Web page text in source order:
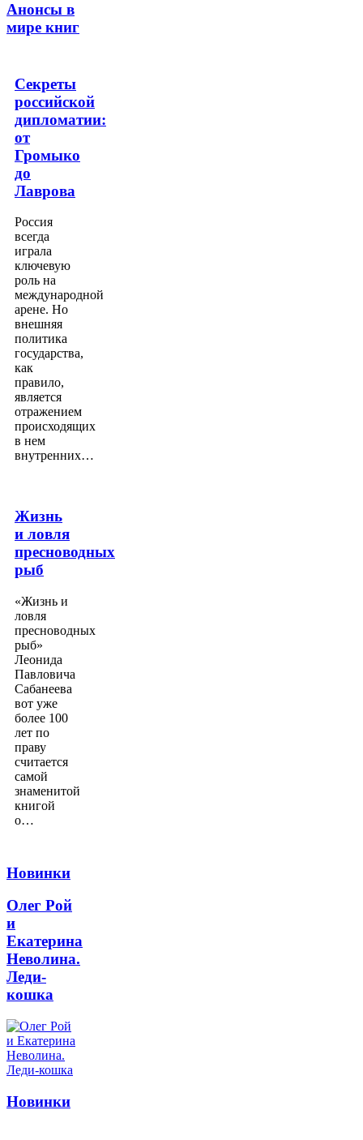
Анонсы в
мире книг
Секреты
российской
дипломатии:
от
Громыко
до
Лаврова
Россия
всегда
играла
ключевую
роль на
международной
арене. Но
внешняя
политика
государства,
как
правило,
является
отражением
происходящих
в нем
внутренних…
Жизнь
и ловля
пресноводных
рыб
«Жизнь и
ловля
пресноводных
рыб»
Леонида
Павловича
Сабанеева
вот уже
более 100
лет по
праву
считается
самой
знаменитой
книгой
о…
Новинки
Олег Рой
и
Екатерина
Неволина.
Леди-
кошка
Новинки